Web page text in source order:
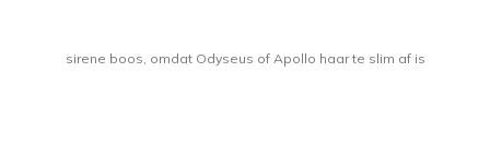
sirene boos, omdat Odyseus of Apollo haar te slim af is